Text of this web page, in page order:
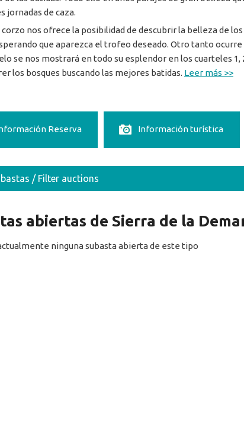
jornadas de caza.
corzo nos ofrece la posibilidad de descubrir la belleza de
que aparezca el trofeo deseado. Otro tanto ocurre
se nos mostrará en todo su esplendor en los cuarteles 1,
los bosques buscando las mejores batidas. Leer más >>
Reserva Información turística
/ Filter auctions
abiertas de Sierra de la
ninguna subasta abierta de este tipo